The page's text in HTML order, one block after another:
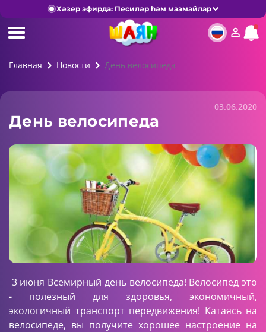
Хәзер эфирда: Песиләр һәм маэмайлар
Главная Новости День велосипеда
03.06.2020
День велосипеда
3 июня Всемирный день велосипеда! Велосипед это
- полезный для здоровья, экономичный,
экологичный транспорт передвижения! Катаясь на
велосипеде, вы получите хорошее настроение на